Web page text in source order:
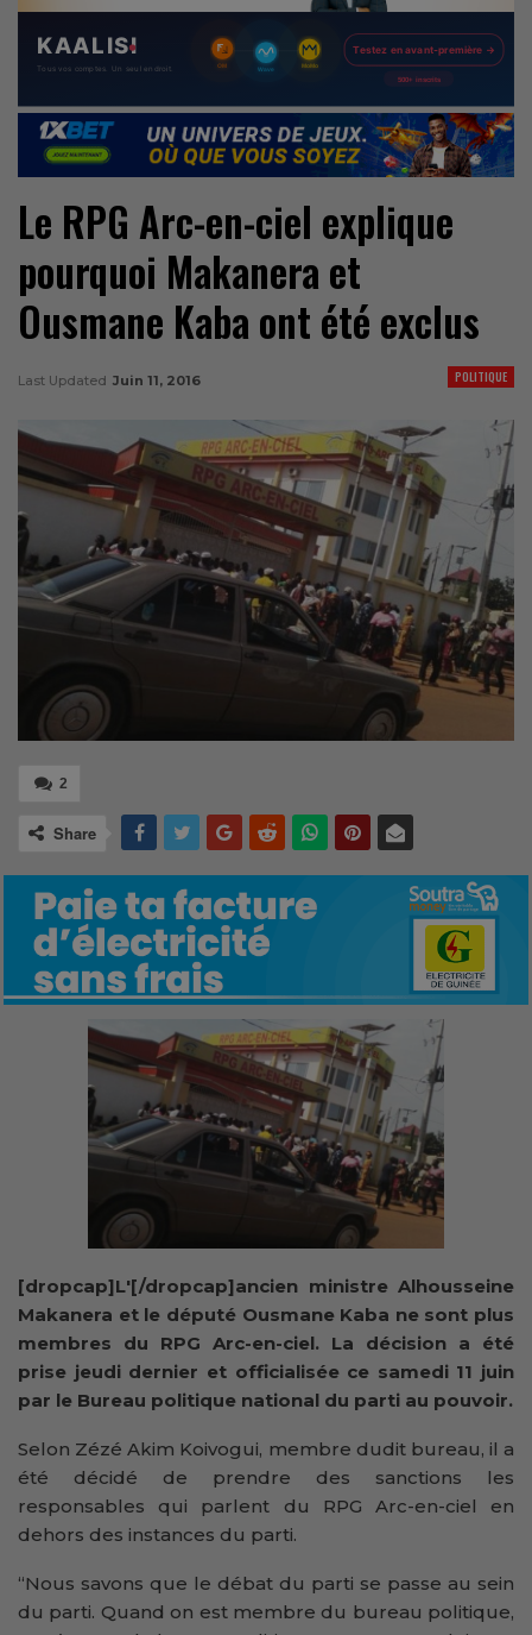
Le RPG Arc-en-ciel explique
pourquoi Makanera et
Ousmane Kaba ont été exclus
POLITIQUE
Last Updated Juin 11, 2016
2
Share
[dropcap]L'[/dropcap]ancien ministre Alhousseine
Makanera et le député Ousmane Kaba ne sont plus
membres du RPG Arc-en-ciel. La décision a été
prise jeudi dernier et officialisée ce samedi 11 juin
par le Bureau politique national du parti au pouvoir.
Selon Zézé Akim Koivogui, membre dudit bureau, il a
été décidé de prendre des sanctions les
responsables qui parlent du RPG Arc-en-ciel en
dehors des instances du parti.
“Nous savons que le débat du parti se passe au sein
du parti. Quand on est membre du bureau politique,